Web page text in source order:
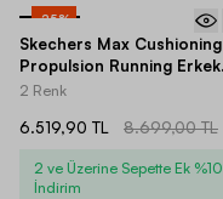
-25%
Skechers Max Cushioning
Propulsion Running Erkek
Spor Ayakkabı
2 Renk
6.519,90 TL 8.699,00 TL
2 ve Üzerine Sepette Ek %10
İndirim